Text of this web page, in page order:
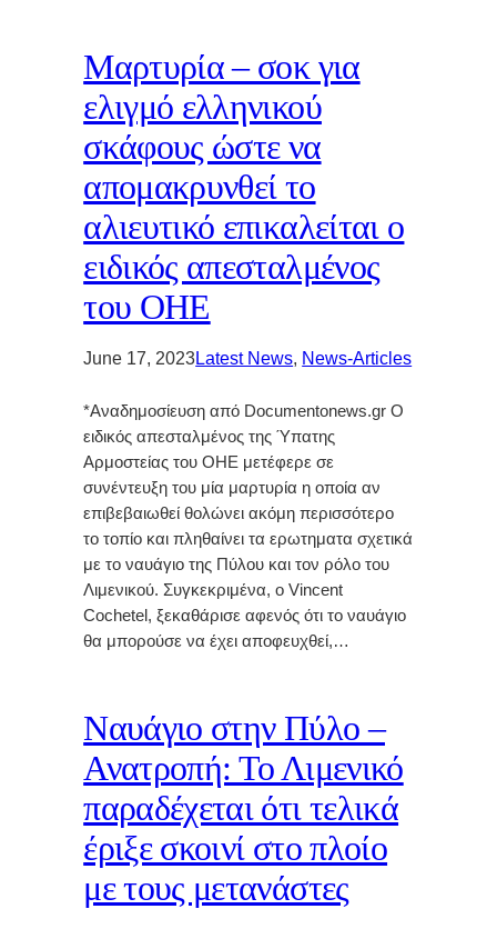
Μαρτυρία – σοκ για
ελιγμό ελληνικού
σκάφους ώστε να
απομακρυνθεί το
αλιευτικό επικαλείται ο
ειδικός απεσταλμένος
του ΟΗΕ
June 17, 2023Latest News, News-Articles
*Αναδημοσίευση από Documentonews.gr Ο
ειδικός απεσταλμένος της Ύπατης
Αρμοστείας του ΟΗΕ μετέφερε σε
συνέντευξη του μία μαρτυρία η οποία αν
επιβεβαιωθεί θολώνει ακόμη περισσότερο
το τοπίο και πληθαίνει τα ερωτηματα σχετικά
με το ναυάγιο της Πύλου και τον ρόλο του
Λιμενικού. Συγκεκριμένα, ο Vincent
Cochetel, ξεκαθάρισε αφενός ότι το ναυάγιο
θα μπορούσε να έχει αποφευχθεί,…
Ναυάγιο στην Πύλο –
Ανατροπή: Το Λιμενικό
παραδέχεται ότι τελικά
έριξε σκοινί στο πλοίο
με τους μετανάστες